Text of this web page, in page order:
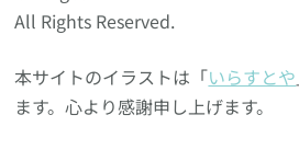
All Rights Reserved.
本サイトのイラストは「いらすとや
ます。心より感謝申し上げます。